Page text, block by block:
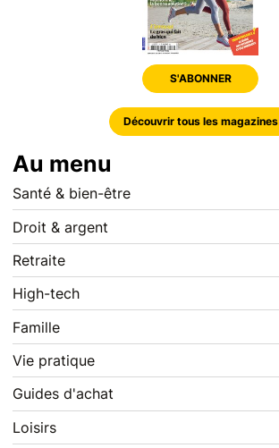
S'ABONNER
Découvrir tous les magazines
Au menu
Santé & bien-être
Droit & argent
Retraite
High-tech
Famille
Vie pratique
Guides d'achat
Loisirs